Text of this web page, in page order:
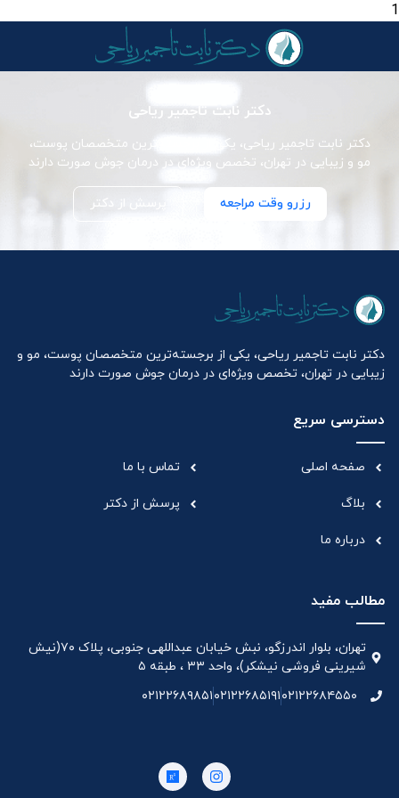
1
دکتر نابت تاجمیر ریاحی
دکتر نابت تاجمیر ریاحی، یکی از برجسته‌ترین متخصصان پوست،
مو و زیبایی در تهران، تخصص ویژه‌ای در درمان جوش صورت دارند
رزرو وقت مراجعه پرسش از دکتر
دکتر نابت تاجمیر ریاحی، یکی از برجسته‌ترین متخصصان پوست، مو و
زیبایی در تهران، تخصص ویژه‌ای در درمان جوش صورت دارند
دسترسی سریع
صفحه اصلی
بلاگ
درباره ما
تماس با ما
پرسش از دکتر
مطالب مفید
تهران، بلوار اندرزگو، نبش خیابان عبداللهی جنوبی، پلاک ۷۰(نیش
شیرینی فروشی نیشکر)، واحد ۳۳ ، طبقه ۵
۰۲۱۲۲۶۸۴۵۵۰۰۲۱۲۲۶۸۵۱۹۱۰۲۱۲۲۶۸۹۸۵۱